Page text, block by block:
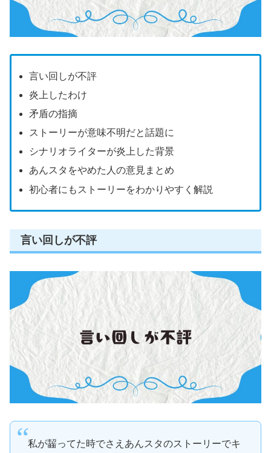
言い回しが不評
炎上したわけ
矛盾の指摘
ストーリーが意味不明だと話題に
シナリオライターが炎上した背景
あんスタをやめた人の意見まとめ
初心者にもストーリーをわかりやすく解説
言い回しが不評
私が齧ってた時でさえあんスタのストーリーでキ